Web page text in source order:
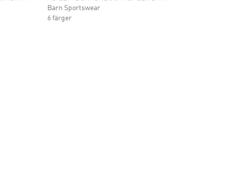
Barn Sportswear
6 färger